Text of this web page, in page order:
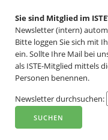
Sie sind Mitglied im
Newsletter (intern)
Bitte loggen Sie sich mit
ein. Sollte Ihre Mail bei
als ISTE-Mitglied mittels
Personen benennen.
Newsletter durchsuchen: